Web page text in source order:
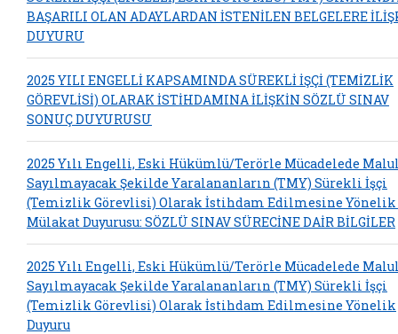
BAŞARILI OLAN ADAYLARDAN İSTENİLEN BELGELERE
DUYURU
2025 YILI ENGELLİ KAPSAMINDA SÜREKLİ İŞÇİ (TEMİZLİK
GÖREVLİSİ) OLARAK İSTİHDAMINA İLİŞKİN SÖZLÜ SINAV
SONUÇ DUYURUSU
2025 Yılı Engelli, Eski Hükümlü/Terörle Mücadelede
Sayılmayacak Şekilde Yaralananların (TMY) Sürekli İşçi
(Temizlik Görevlisi) Olarak İstihdam Edilmesine Yönelik
Mülakat Duyurusu: SÖZLÜ SINAV SÜRECİNE DAİR BİLGİLER
2025 Yılı Engelli, Eski Hükümlü/Terörle Mücadelede
Sayılmayacak Şekilde Yaralananların (TMY) Sürekli İşçi
(Temizlik Görevlisi) Olarak İstihdam Edilmesine Yönelik
Duyuru